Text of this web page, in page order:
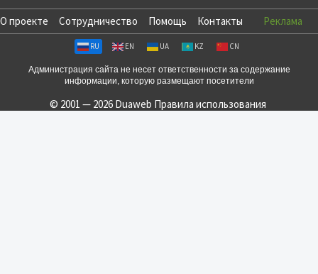
О проекте Сотрудничество Помощь Контакты Реклама
RU EN UA KZ CN
Администрация сайта не несет ответственности за содержание
информации, которую размещают посетители
© 2001 — 2026 Duaweb Правила использования